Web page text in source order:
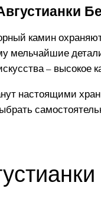
камин
– высокое
настоящими